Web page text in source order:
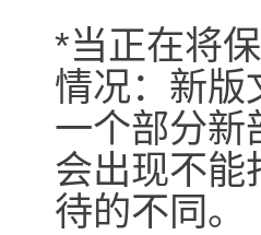
*当正在将
情况：新版
一个部分新
会出现不能
待的不同。